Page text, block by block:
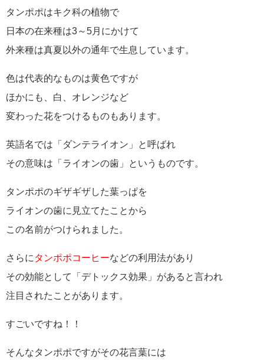
タンポポはキク科の植物で
日本の在来種は3～5月にかけて
外来種は真夏以外の通年で生息しています。
色は代表的なものは黄色ですが
ほかにも、白、オレンジなど
変わった花をつけるものもあります。
英語名では「ダンテライオン」と呼ばれ
その意味は「ライオンの歯」というものです。
タンポポのギザギザした葉っぱを
ライオンの歯に見立てたことから
この名前がつけられました。
さらに タンポポコーヒーなどの利用法があり
その効能として「デトックス効果」があると言われ
注目されたことがあります。
すごいですね！！
そんなタンポポですがその花言葉には